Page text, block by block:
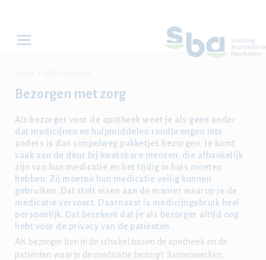
Home SBA Academie
Bezorgen met zorg
Als bezorger voor de apotheek weet je als geen ander
dat medicijnen en hulpmiddelen rondbrengen iets
anders is dan simpelweg pakketjes bezorgen. Je komt
vaak aan de deur bij kwetsbare mensen, die afhankelijk
zijn van hun medicatie en het tijdig in huis moeten
hebben. Zij moeten hun medicatie veilig kunnen
gebruiken. Dat stelt eisen aan de manier waarop je de
medicatie vervoert. Daarnaast is medicijngebruik heel
persoonlijk. Dat betekent dat je als bezorger altijd oog
hebt voor de privacy van de patiënten.
Als bezorger ben je de schakel tussen de apotheek en de
patiënten waar je de medicatie bezorgt. Samenwerken,